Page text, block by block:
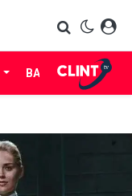
BABES LIFE